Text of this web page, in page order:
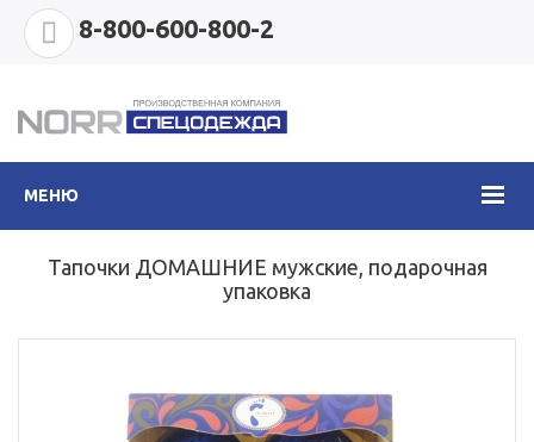
8-800-600-800-2
МЕНЮ
Тапочки ДОМАШНИЕ мужские, подарочная
упаковка